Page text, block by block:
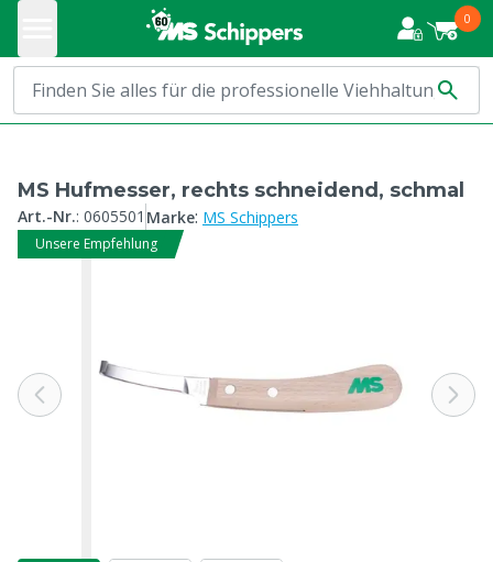
0
MS Hufmesser, rechts schneidend, schmal
Art.-Nr.: 0605501 Marke: MS Schippers
Unsere Empfehlung